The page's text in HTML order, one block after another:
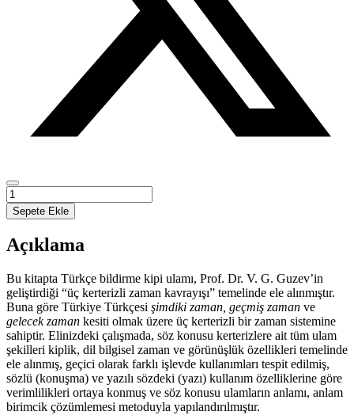
Türkçe
Bildirme
Kipi
Genel
Zaman
adet
Sepete Ekle
Açıklama
Bu kitapta Türkçe bildirme kipi ulamı, Prof. Dr. V. G. Guzev’in
geliştirdiği “üç kerterizli zaman kavrayışı” temelinde ele alınmıştır.
Buna göre Türkiye Türkçesi şimdiki zaman, geçmiş zaman ve
gelecek zaman kesiti olmak üzere üç kerterizli bir zaman sistemine
sahiptir. Elinizdeki çalışmada, söz konusu kerterizlere ait tüm ulam
şekilleri kiplik, dil bilgisel zaman ve görünüşlük özellikleri temelinde
ele alınmış, geçici olarak farklı işlevde kullanımları tespit edilmiş,
sözlü (konuşma) ve yazılı sözdeki (yazı) kullanım özelliklerine göre
verimlilikleri ortaya konmuş ve söz konusu ulamların anlamı, anlam
birimcik çözümlemesi metoduyla yapılandırılmıştır.